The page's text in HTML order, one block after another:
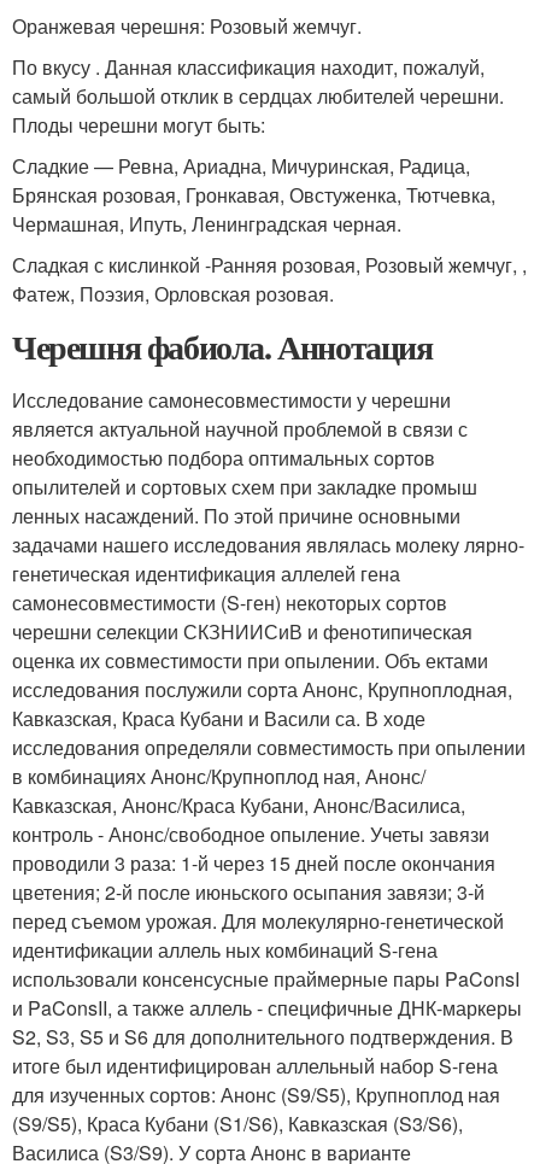
Оранжевая черешня: Розовый жемчуг.
По вкусу . Данная классификация находит, пожалуй,
самый большой отклик в сердцах любителей черешни.
Плоды черешни могут быть:
Сладкие — Ревна, Ариадна, Мичуринская, Радица,
Брянская розовая, Гронкавая, Овстуженка, Тютчевка,
Чермашная, Ипуть, Ленинградская черная.
Сладкая с кислинкой -Ранняя розовая, Розовый жемчуг, ,
Фатеж, Поэзия, Орловская розовая.
Черешня фабиола. Аннотация
Исследование самонесовместимости у черешни
является актуальной научной проблемой в связи с
необходимостью подбора оптимальных сортов
опылителей и сортовых схем при закладке промыш
ленных насаждений. По этой причине основными
задачами нашего исследования являлась молеку лярно-
генетическая идентификация аллелей гена
самонесовместимости (S-ген) некоторых сортов
черешни селекции СКЗНИИСиВ и фенотипическая
оценка их совместимости при опылении. Объ ектами
исследования послужили сорта Анонс, Крупноплодная,
Кавказская, Краса Кубани и Васили са. В ходе
исследования определяли совместимость при опылении
в комбинациях Анонс/Крупноплод ная, Анонс/
Кавказская, Анонс/Краса Кубани, Анонс/Василиса,
контроль - Анонс/свободное опыление. Учеты завязи
проводили 3 раза: 1-й через 15 дней после окончания
цветения; 2-й после июньского осыпания завязи; 3-й
перед съемом урожая. Для молекулярно-генетической
идентификации аллель ных комбинаций S-гена
использовали консенсусные праймерные пары PaConsI
и PaConsII, а также аллель - специфичные ДНК-маркеры
S2, S3, S5 и S6 для дополнительного подтверждения. В
итоге был идентифицирован аллельный набор S-гена
для изученных сортов: Анонс (S9/S5), Крупноплод ная
(S9/S5), Краса Кубани (S1/S6), Кавказская (S3/S6),
Василиса (S3/S9). У сорта Анонс в варианте